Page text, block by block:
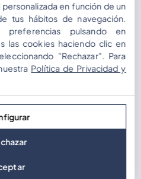
en función de un
tus hábitos de navegación.
preferencias pulsando en
las cookies haciendo clic en
"Rechazar". Para
Política de Privacidad y